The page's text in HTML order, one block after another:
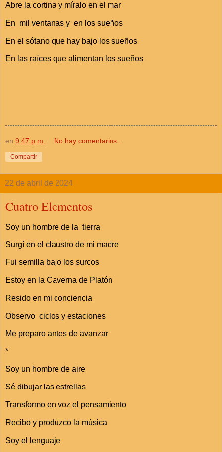
Abre la cortina y míralo en el mar
En mil ventanas y en los sueños
En el sótano que hay bajo los sueños
En las raíces que alimentan los sueños
en 9:47 p.m. No hay comentarios.:
Compartir
22 de abril de 2024
Cuatro Elementos
Soy un hombre de la tierra
Surgí en el claustro de mi madre
Fui semilla bajo los surcos
Estoy en la Caverna de Platón
Resido en mi conciencia
Observo ciclos y estaciones
Me preparo antes de avanzar
*
Soy un hombre de aire
Sé dibujar las estrellas
Transformo en voz el pensamiento
Recibo y produzco la música
Soy el lenguaje